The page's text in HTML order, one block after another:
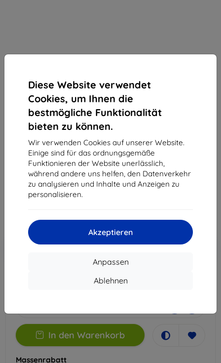
Diese Website verwendet
Cookies, um Ihnen die
bestmögliche Funktionalität
bieten zu können.
Wir verwenden Cookies auf unserer Website.
Einige sind für das ordnungsgemäße
Funktionieren der Website unerlässlich,
während andere uns helfen, den Datenverkehr
zu analysieren und Inhalte und Anzeigen zu
personalisieren.
Akzeptieren
Anpassen
Ablehnen
3mk Silky Matt Privacy Schutzfolie für ASUS
Zenfone 11 Ultra
Geeignet für: Asus Zenfone 11 Ultra
14,90 €
13,41 €
ohne MWSt11,27 €
Rabatt mit Gutschein
In den
In den Warenkorb
Massenrabatt